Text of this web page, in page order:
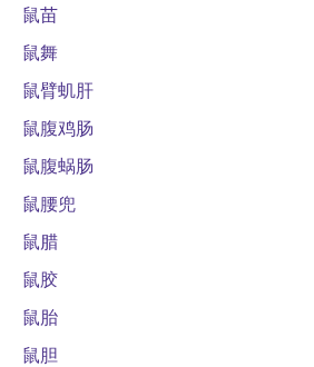
鼠苗
鼠舞
鼠臂虮肝
鼠腹鸡肠
鼠腹蜗肠
鼠腰兜
鼠腊
鼠胶
鼠胎
鼠胆